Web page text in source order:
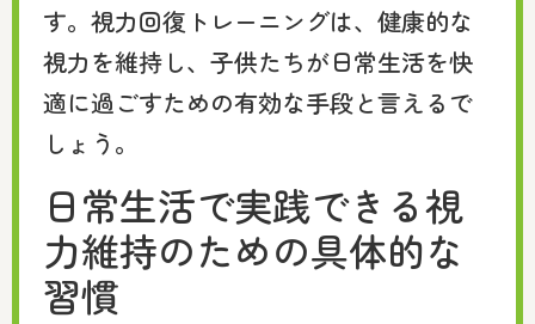
す。視力回復トレーニングは、健康的な
視力を維持し、子供たちが日常生活を快
適に過ごすための有効な手段と言えるで
しょう。
日常生活で実践できる視
力維持のための具体的な
習慣